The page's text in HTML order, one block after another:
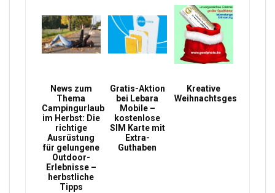
News zum
Thema
Campingurlaub
im Herbst: Die
richtige
Ausrüstung
für gelungene
Outdoor-
Erlebnisse –
herbstliche
Tipps
Gratis-Aktion
bei Lebara
Mobile –
kostenlose
SIM Karte mit
Extra-
Guthaben
Kreative
Weihnachtsgeschenke